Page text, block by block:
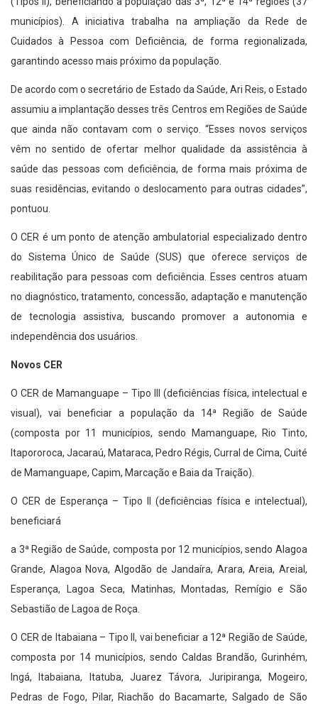
municípios). A iniciativa trabalha na ampliação da Rede de
Cuidados à Pessoa com Deficiência, de forma regionalizada,
garantindo acesso mais próximo da população.
De acordo com o secretário de Estado da Saúde, Ari Reis, o Estado
assumiu a implantação desses três Centros em Regiões de Saúde
que ainda não contavam com o serviço. “Esses novos serviços
vêm no sentido de ofertar melhor qualidade da assistência à
saúde das pessoas com deficiência, de forma mais próxima de
suas residências, evitando o deslocamento para outras cidades”,
pontuou.
O CER é um ponto de atenção ambulatorial especializado dentro
do Sistema Único de Saúde (SUS) que oferece serviços de
reabilitação para pessoas com deficiência. Esses centros atuam
no diagnóstico, tratamento, concessão, adaptação e manutenção
de tecnologia assistiva, buscando promover a autonomia e
independência dos usuários.
Novos CER
O CER de Mamanguape – Tipo III (deficiências física, intelectual e
visual), vai beneficiar a população da 14ª Região de Saúde
(composta por 11 municípios, sendo Mamanguape, Rio Tinto,
Itapororoca, Jacaraú, Mataraca, Pedro Régis, Curral de Cima, Cuité
de Mamanguape, Capim, Marcação e Baia da Traição).
O CER de Esperança – Tipo II (deficiências física e intelectual),
beneficiará
a 3ª Região de Saúde, composta por 12 municípios, sendo Alagoa
Grande, Alagoa Nova, Algodão de Jandaíra, Arara, Areia, Areial,
Esperança, Lagoa Seca, Matinhas, Montadas, Remígio e São
Sebastião de Lagoa de Roça.
O CER de Itabaiana – Tipo II, vai beneficiar a 12ª Região de Saúde,
composta por 14 municípios, sendo Caldas Brandão, Gurinhém,
Ingá, Itabaiana, Itatuba, Juarez Távora, Juripiranga, Mogeiro,
Pedras de Fogo, Pilar, Riachão do Bacamarte, Salgado de São